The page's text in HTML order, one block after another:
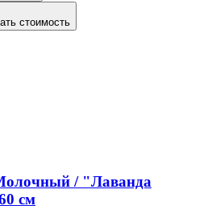
стоимость
/ "Лаванда
см